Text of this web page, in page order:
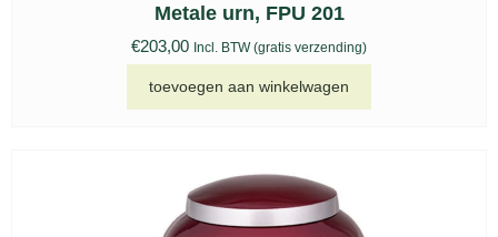
Metale urn, FPU 201
€203,00 Incl. BTW (gratis verzending)
toevoegen aan winkelwagen